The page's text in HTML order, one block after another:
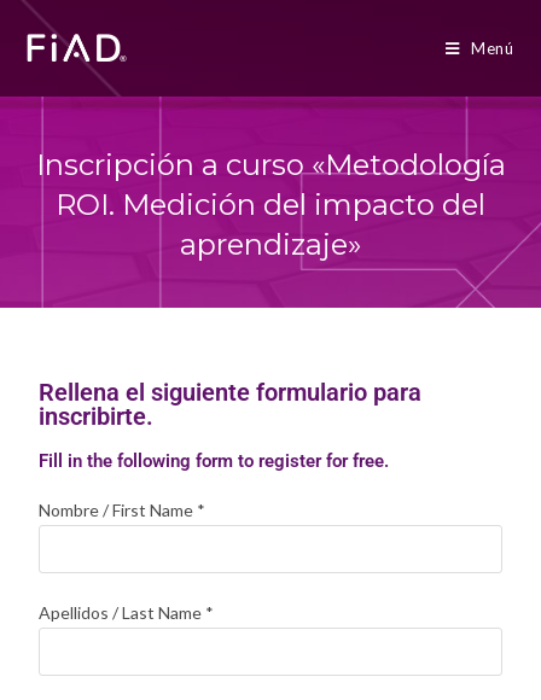
Menú
Inscripción a curso «Metodología
ROI. Medición del impacto del
aprendizaje»
Rellena el siguiente formulario para
inscribirte.
Fill in the following form to register for free.
Nombre / First Name *
Apellidos / Last Name *